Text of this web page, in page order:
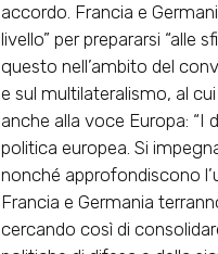
accordo. Francia e
livello” per prepararsi “alle
questo nell’ambito del
e sul multilateralismo, al
anche alla voce Europa:
politica europea. Si
nonché approfondiscono
Francia e Germania
cercando così di